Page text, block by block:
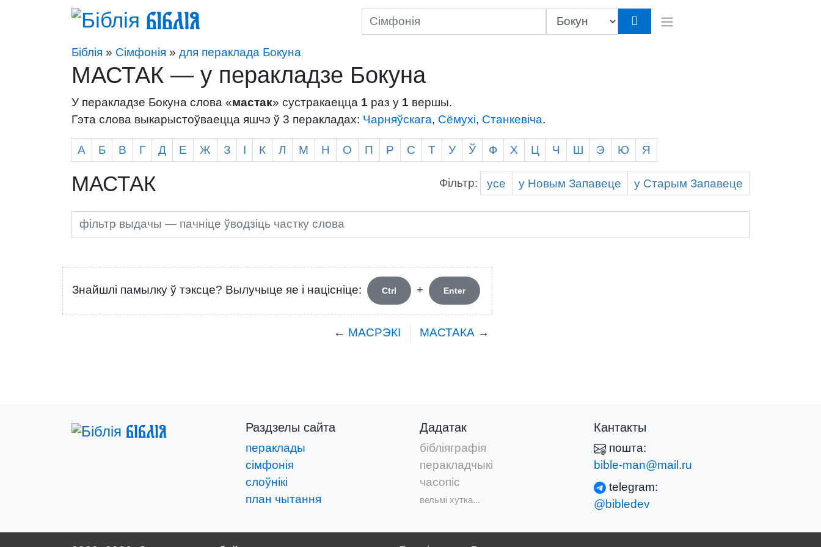
Біблія
Біблія » Сімфонія » для пераклада Бокуна
МАСТАК — у перакладзе Бокуна
У перакладзе Бокуна слова «мастак» сустракаецца 1 раз у 1 вершы.
Гэта слова выкарыстоўваецца яшчэ ў 3 перакладах: Чарняўскага, Сёмухі, Станкевіча.
А Б В Г Д Е Ж З І К Л М Н О П Р С Т У Ў Ф Х Ц Ч Ш Э Ю Я
МАСТАК Фільтр: усе у Новым Запавеце у Старым Запавеце
Знайшлі памылку ў тэксце? Вылучыце яе і націсніце: Ctrl + Enter
← МАСРЭКІ МАСТАКА →
Біблія Раздзелы сайта
пераклады
сімфонія
слоўнікі
план чытання
Дадатак
бібліяграфія
перакладчыкі
часопіс
вельмі хутка...
Кантакты
пошта:
bible-man@mail.ru
telegram:
@bibledev